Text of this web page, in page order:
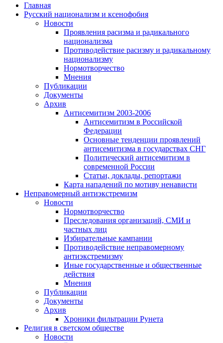
Главная
Русский национализм и ксенофобия
Новости
Проявления расизма и радикального
национализма
Противодействие расизму и радикальному
национализму
Нормотворчество
Мнения
Публикации
Документы
Архив
Антисемитизм 2003-2006
Антисемитизм в Российской
Федерации
Основные тенденции проявлений
антисемитизма в государствах СНГ
Политический антисемитизм в
современной России
Статьи, доклады, репортажи
Карта нападений по мотиву ненависти
Неправомерный антиэкстремизм
Новости
Нормотворчество
Преследования организаций, СМИ и
частных лиц
Избирательные кампании
Противодействие неправомерному
антиэкстремизму
Иные государственные и общественные
действия
Мнения
Публикации
Документы
Архив
Хроники фильтрации Рунета
Религия в светском обществе
Новости